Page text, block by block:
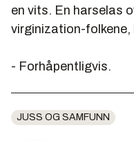
en vits. En harselas
virginization-folkene,
- Forhåpentligvis.
JUSS OG SAMFUNN